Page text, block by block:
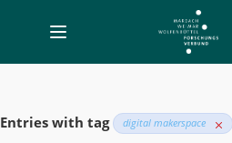
Toggle
navigation
Digital
Entries with tag digital makerspace